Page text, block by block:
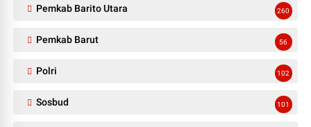
Pemkab Barito Utara 260
Pemkab Barut 56
Polri 102
Sosbud 101